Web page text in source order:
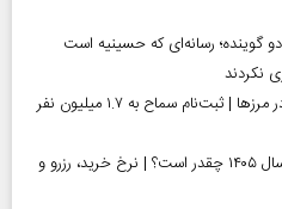
دو گوینده؛ رسانه‌ای که حسینیه است
آغاز رسمی برنامه‌های اربعین ۱۴۰۵ در مرز‌ها | ثبت‌نام سماح به ۱.۷ میلیون نفر
قیمت قبر در بهشت زهرا (س) در سال ۱۴۰۵ چقدر است؟ | نرخ خرید، رزرو و